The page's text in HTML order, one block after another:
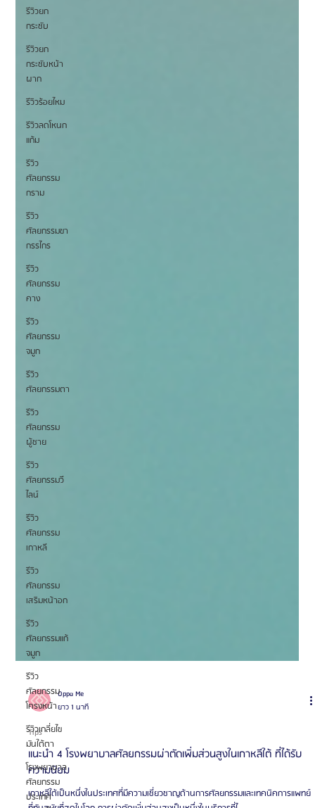
รีวิวยก
กระชับ
รีวิวยก
กระชับหน้า
ผาก
รีวิวร้อยไหม
รีวิวลดโหนก
แก้ม
รีวิว
ศัลยกรรม
กราม
รีวิว
ศัลยกรรมขา
กรรไกร
รีวิว
ศัลยกรรม
คาง
รีวิว
ศัลยกรรม
จมูก
รีวิว
ศัลยกรรมตา
รีวิว
ศัลยกรรม
ผู้ชาย
รีวิว
ศัลยกรรมวี
ไลน์
รีวิว
ศัลยกรรม
เกาหลี
รีวิว
ศัลยกรรม
เสริมหน้าอก
รีวิว
ศัลยกรรมแก้
จมูก
รีวิว
ศัลยกรรม
โครงหน้า
รีวิวเกลี่ยไข
มันใต้ตา
โรงพยาบาล
ศัลยกรรม
ประเทศ
Oppa Me
ยาว 1 นาที
Tips